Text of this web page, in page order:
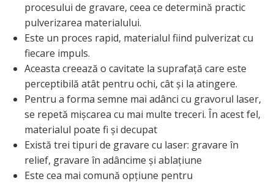
procesului de gravare, ceea ce determină practic
pulverizarea materialului.
Este un proces rapid, materialul fiind pulverizat cu
fiecare impuls.
Aceasta creează o cavitate la suprafață care este
perceptibilă atât pentru ochi, cât și la atingere.
Pentru a forma semne mai adânci cu gravorul laser,
se repetă mișcarea cu mai multe treceri. În acest fel,
materialul poate fi și decupat
Există trei tipuri de gravare cu laser: gravare în
relief, gravare în adâncime și ablațiune
Este cea mai comună opțiune pentru